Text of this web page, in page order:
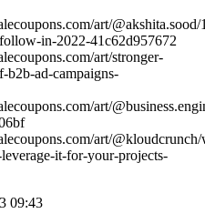
art/@akshita.sood/
in-2022-41c62d957672
art/stronger-
b2b-ad-campaigns-
art/
art/
it-for-your-projects-
09:43